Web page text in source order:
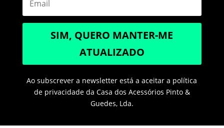
SIM, QUERO MANTER-ME
ATUALIZADO
Ao subscrever a newsletter está a aceitar a política
de privacidade da Casa dos Acessórios Pinto &
Guedes, Lda.